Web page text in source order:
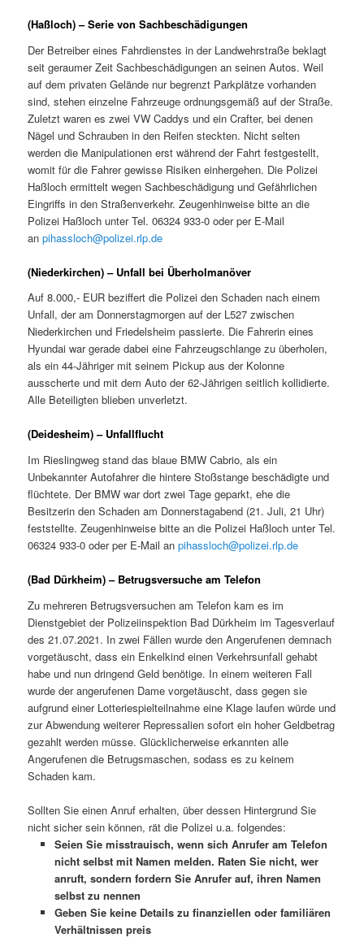
(Haßloch) – Serie von Sachbeschädigungen
Der Betreiber eines Fahrdienstes in der Landwehrstraße beklagt
seit geraumer Zeit Sachbeschädigungen an seinen Autos. Weil
auf dem privaten Gelände nur begrenzt Parkplätze vorhanden
sind, stehen einzelne Fahrzeuge ordnungsgemäß auf der Straße.
Zuletzt waren es zwei VW Caddys und ein Crafter, bei denen
Nägel und Schrauben in den Reifen steckten. Nicht selten
werden die Manipulationen erst während der Fahrt festgestellt,
womit für die Fahrer gewisse Risiken einhergehen. Die Polizei
Haßloch ermittelt wegen Sachbeschädigung und Gefährlichen
Eingriffs in den Straßenverkehr. Zeugenhinweise bitte an die
Polizei Haßloch unter Tel. 06324 933-0 oder per E-Mail
anpihassloch@polizei.rlp.de
(Niederkirchen) – Unfall bei Überholmanöver
Auf 8.000,- EUR beziffert die Polizei den Schaden nach einem
Unfall, der am Donnerstagmorgen auf der L527 zwischen
Niederkirchen und Friedelsheim passierte. Die Fahrerin eines
Hyundai war gerade dabei eine Fahrzeugschlange zu überholen,
als ein 44-Jähriger mit seinem Pickup aus der Kolonne
ausscherte und mit dem Auto der 62-Jährigen seitlich kollidierte.
Alle Beteiligten blieben unverletzt.
(Deidesheim) – Unfallflucht
Im Rieslingweg stand das blaue BMW Cabrio, als ein
Unbekannter Autofahrer die hintere Stoßstange beschädigte und
flüchtete. Der BMW war dort zwei Tage geparkt, ehe die
Besitzerin den Schaden am Donnerstagabend (21. Juli, 21 Uhr)
feststellte. Zeugenhinweise bitte an die Polizei Haßloch unter Tel.
06324 933-0 oder per E-Mail anpihassloch@polizei.rlp.de
(Bad Dürkheim) – Betrugsversuche am Telefon
Zu mehreren Betrugsversuchen am Telefon kam es im
Dienstgebiet der Polizeiinspektion Bad Dürkheim im Tagesverlauf
des 21.07.2021. In zwei Fällen wurde den Angerufenen demnach
vorgetäuscht, dass ein Enkelkind einen Verkehrsunfall gehabt
habe und nun dringend Geld benötige. In einem weiteren Fall
wurde der angerufenen Dame vorgetäuscht, dass gegen sie
aufgrund einer Lotteriespielteilnahme eine Klage laufen würde und
zur Abwendung weiterer Repressalien sofort ein hoher Geldbetrag
gezahlt werden müsse. Glücklicherweise erkannten alle
Angerufenen die Betrugsmaschen, sodass es zu keinem
Schaden kam.
Sollten Sie einen Anruf erhalten, über dessen Hintergrund Sie
nicht sicher sein können, rät die Polizei u.a. folgendes:
Seien Sie misstrauisch, wenn sich Anrufer am Telefon
nicht selbst mit Namen melden. Raten Sie nicht, wer
anruft, sondern fordern Sie Anrufer auf, ihren Namen
selbst zu nennen
Geben Sie keine Details zu finanziellen oder familiären
Verhältnissen preis